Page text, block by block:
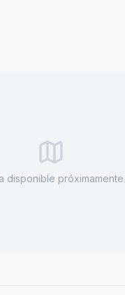
disponible próximamente